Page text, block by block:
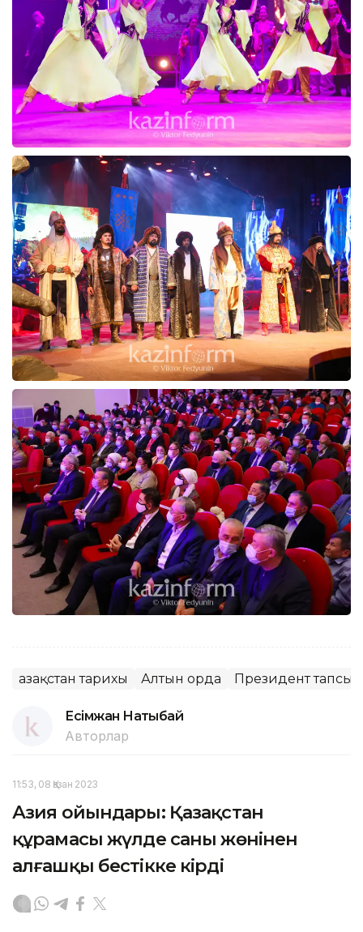
Қазақстан тарихы Алтын орда Президент
Есімжан Нақтыбай
Авторлар
11:53, 08 Қазан 2023
Азия ойындары: Қазақстан
құрамасы жүлде саны жөнінен
алғашқы бестікке кірді